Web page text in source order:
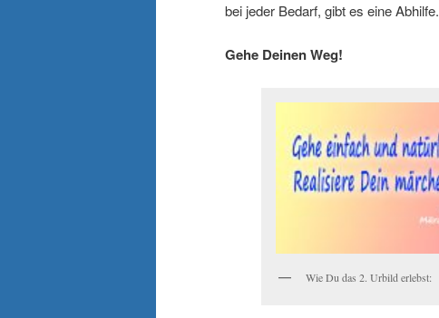
bei jeder Bedarf, gibt es eine Abhilfe.
Gehe Deinen Weg!
Wie Du das 2. Urbild erlebst: